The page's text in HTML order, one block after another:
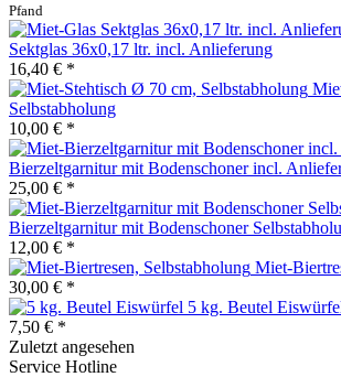
Pfand
Sektglas 36x0,17 ltr. incl. Anlieferung
16,40 € *
Selbstabholung
10,00 € *
Bierzeltgarnitur mit Bodenschoner incl.
25,00 € *
Bierzeltgarnitur mit Bodenschoner
12,00 € *
Miet-
30,00 € *
5 kg. Beutel
7,50 € *
Zuletzt angesehen
Service Hotline